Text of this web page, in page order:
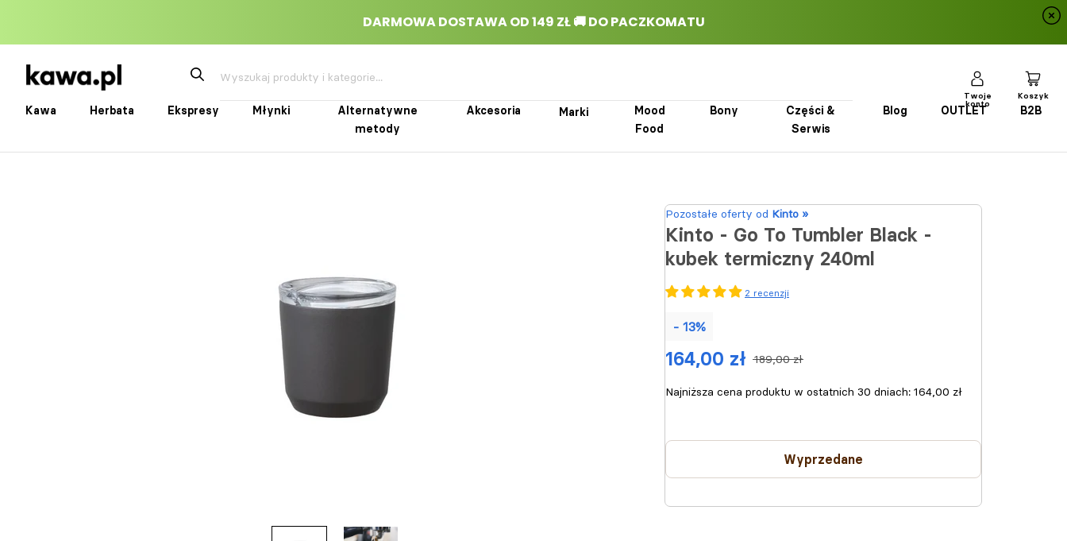
Przejdź
treści
Kawa Herbata Ekspresy Młynki
Alternatywne
metody
Akcesoria Marki
Mood
Food
Bony
Części &
Serwis
Blog OUTLET B2B
Twoje
konto
Koszyk
Pozostałe oferty od Kinto »
Kinto - Go To Tumbler Black -
kubek termiczny 240ml
2 recenzji
- 13%
189,00 zł
164,00 zł
Najniższa cena produktu w ostatnich 30 dniach: 164,00 zł
Wyprzedane